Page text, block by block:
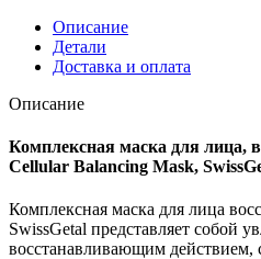
Описание
Детали
Доставка и оплата
Описание
Комплексная маска для лица,
Cellular Balancing Mask,
Комплексная маска для лица
SwissGetal представляет собой
восстанавливающим